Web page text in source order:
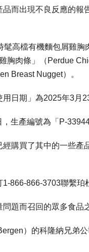
品而出現不良反應的
高檔有機麵包屑雞
胸肉條」（Perdue
Breast Nugget）。
日期」為2025年3月
生產編號為「P-
購買了其中的一些
866-866-3703聯繫珀
題而召回的眾多食品
）的科隆納兄弟